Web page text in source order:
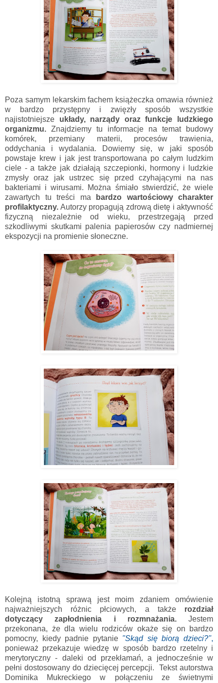
Poza samym lekarskim fachem książeczka omawia również
w bardzo przystępny i zwięzły sposób wszystkie
najistotniejsze układy, narządy oraz funkcje ludzkiego
organizmu. Znajdziemy tu informacje na temat budowy
komórek, przemiany materii, procesów trawienia,
oddychania i wydalania. Dowiemy się, w jaki sposób
powstaje krew i jak jest transportowana po całym ludzkim
ciele - a także jak działają szczepionki, hormony i ludzkie
zmysły oraz jak ustrzec się przed czyhającymi na nas
bakteriami i wirusami. Można śmiało stwierdzić, że wiele
zawartych tu treści ma
bardzo wartościowy charakter
profilaktyczny. Autorzy propagują zdrową dietę i aktywność
fizyczną niezależnie od wieku, przestrzegają przed
szkodliwymi skutkami palenia papierosów czy nadmiernej
ekspozycji na promienie słoneczne.
Kolejną istotną sprawą jest moim zdaniem omówienie
najważniejszych różnic płciowych, a także rozdział
dotyczący zapłodnienia i rozmnażania.Jestem
przekonana, że dla wielu rodziców okaże się on bardzo
pomocny, kiedy padnie pytanie "Skąd się biorą dzieci?",
ponieważ przekazuje wiedzę w sposób bardzo rzetelny i
merytoryczny - daleki od przekłamań, a jednocześnie w
pełni dostosowany do dziecięcej percepcji. Tekst autorstwa
Dominika Mukreckiego w połączeniu ze świetnymi